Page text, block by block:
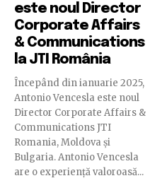
este noul Director
Corporate Affairs
& Communications
la JTI România
Începând din ianuarie 2025,
Antonio Vencesla este noul
Director Corporate Affairs &
Communications JTI
Romania, Moldova și
Bulgaria. Antonio Vencesla
are o experiență valoroasă...